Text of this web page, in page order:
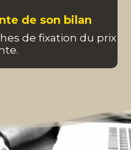
de son bilan
de fixation du prix